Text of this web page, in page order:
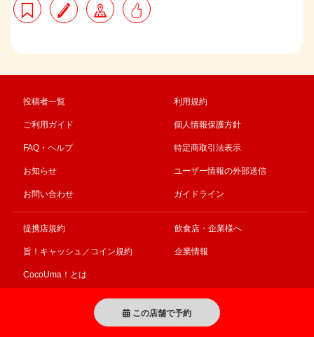
この店舗で予約
投稿者一覧
ご利用ガイド
FAQ・ヘルプ
お知らせ
お問い合わせ
利用規約
個人情報保護方針
特定商取引法表示
ユーザー情報の外部送信
ガイドライン
提携店規約
旨！キャッシュ／コイン規約
CocoUma！とは
飲食店・企業様へ
企業情報
© CocoUma! All right Reserved 事業再構築補助金により作成